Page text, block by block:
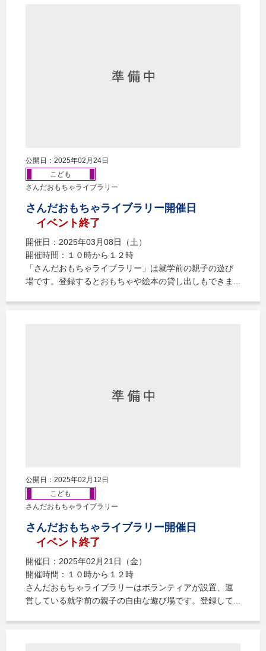
公開日：2025年02月24日
こども
さんだおもちゃライブラリー
さんだおもちゃライブラリー開催日
イベント終了
開催日：2025年03月08日（土）
開催時間：１０時から１２時
「さんだおもちゃライブラリー」は就学前の親子の遊び
場です。登録するとおもちゃや絵本の貸し出しもできま...
公開日：2025年02月12日
こども
さんだおもちゃライブラリー
さんだおもちゃライブラリー開催日
イベント終了
開催日：2025年02月21日（金）
開催時間：１０時から１２時
さんだおもちゃライブラリーはボランティアが設置、運
営している就学前の親子の自由な遊び場です。登録して...